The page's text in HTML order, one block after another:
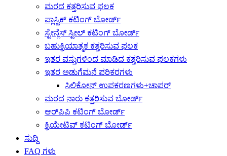
ಮರದ ಕತ್ತರಿಸುವ ಫಲಕ
ಪ್ಲಾಸ್ಟಿಕ್ ಕಟಿಂಗ್ ಬೋರ್ಡ್
ಸ್ಟೇನ್ಲೆಸ್ ಸ್ಟೀಲ್ ಕಟಿಂಗ್ ಬೋರ್ಡ್
ಬಹುಕ್ರಿಯಾತ್ಮಕ ಕತ್ತರಿಸುವ ಫಲಕ
ಇತರ ವಸ್ತುಗಳಿಂದ ಮಾಡಿದ ಕತ್ತರಿಸುವ ಫಲಕಗಳು
ಇತರ ಅಡುಗೆಮನೆ ಪರಿಕರಗಳು
ಸಿಲಿಕೋನ್ ಉಪಕರಣಗಳು+ಚಾಪರ್
ಮರದ ನಾರು ಕತ್ತರಿಸುವ ಬೋರ್ಡ್
ಆರ್‌ಪಿಪಿ ಕಟಿಂಗ್ ಬೋರ್ಡ್
ಕ್ರಿಯೇಟಿವ್ ಕಟಿಂಗ್ ಬೋರ್ಡ್
ಸುದ್ದಿ
FAQ ಗಳು